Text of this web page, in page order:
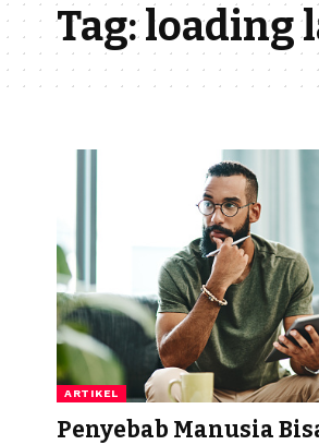
Tag:loading
ARTIKEL
Penyebab Manusia